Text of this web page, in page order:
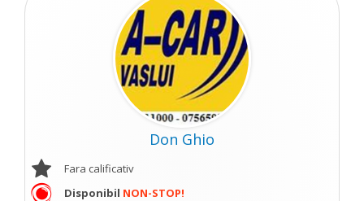
Don Ghio
Fara calificativ
Disponibil NON-STOP!